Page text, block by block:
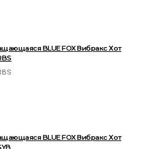
BLUE FOX Вибракс Хот
BLUE FOX Вибракс Хот